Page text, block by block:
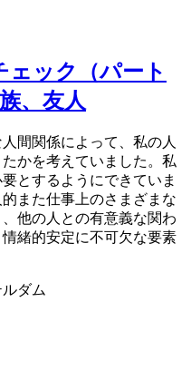
ック（パート
、友人
間関係によって、私の人
かを考えていました。私
とするようにできていま
また仕事上のさまざまな
他の人との有意義な関わ
緒的安定に不可欠な要素
ダム